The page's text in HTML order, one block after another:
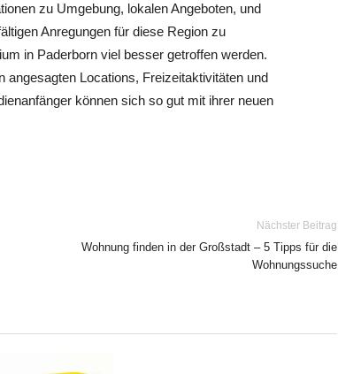
zu Umgebung, lokalen Angeboten, und
Anregungen für diese Region zu
in Paderborn viel besser getroffen werden.
angesagten Locations, Freizeitaktivitäten und
können sich so gut mit ihrer neuen
Nächster Beitrag
Wohnung finden in der Großstadt – 5 Tipps für die
Wohnungssuche